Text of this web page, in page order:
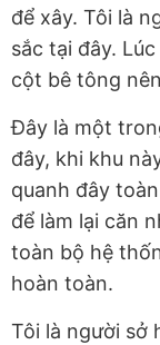
để xây. Tôi là
sắc tại đây.
cột bê tông
Đây là một
đây, khi khu
quanh đây
để làm lại căn
toàn bộ hệ
hoàn toàn.
Tôi là người sở